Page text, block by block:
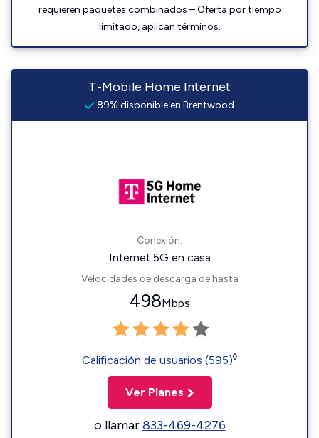
requieren paquetes combinados – Oferta por tiempo
limitado, aplican términos.
T-Mobile Home Internet
89% disponible en Brentwood
Conexión:
Internet 5G en casa
Velocidades de descarga de hasta
498Mbps
Calificación de usuarios (595)◊
Ver Planes
o llamar833-469-4276